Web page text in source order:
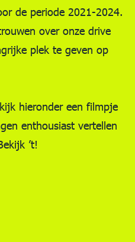
de periode 2021-2024.
over onze drive
plek te geven op
hieronder een filmpje
enthousiast vertellen
’t!